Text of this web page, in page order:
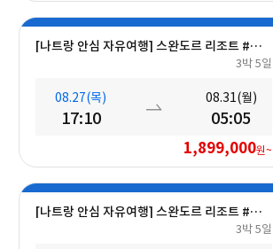
[나트랑 안심 자유여행] 스완도르 리조트 #올인크루시브+오션뷰+미니바 5일
3박 5일
08.27(목)
17:10
08.31(월)
05:05
1,899,000원~
[나트랑 안심 자유여행] 스완도르 리조트 #올인크루시브+오션뷰+미니바 5일
3박 5일